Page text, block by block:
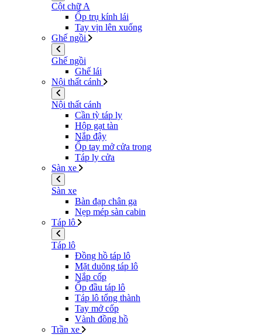
Cột chữ A
Ốp trụ kính lái
Tay vịn lên xuống
Ghế ngồi
Ghế ngồi
Ghế lái
Nội thất cánh
Nội thất cánh
Cần tỳ táp ly
Hộp gạt tàn
Nắp đậy
Ốp tay mở cửa trong
Táp ly cửa
Sàn xe
Sàn xe
Bàn đạp chân ga
Nẹp mép sàn cabin
Táp lô
Táp lô
Đồng hồ táp lô
Mặt duõng táp lô
Nắp cốp
Ốp đầu táp lô
Táp lô tổng thành
Tay mở cốp
Vành đồng hồ
Trần xe